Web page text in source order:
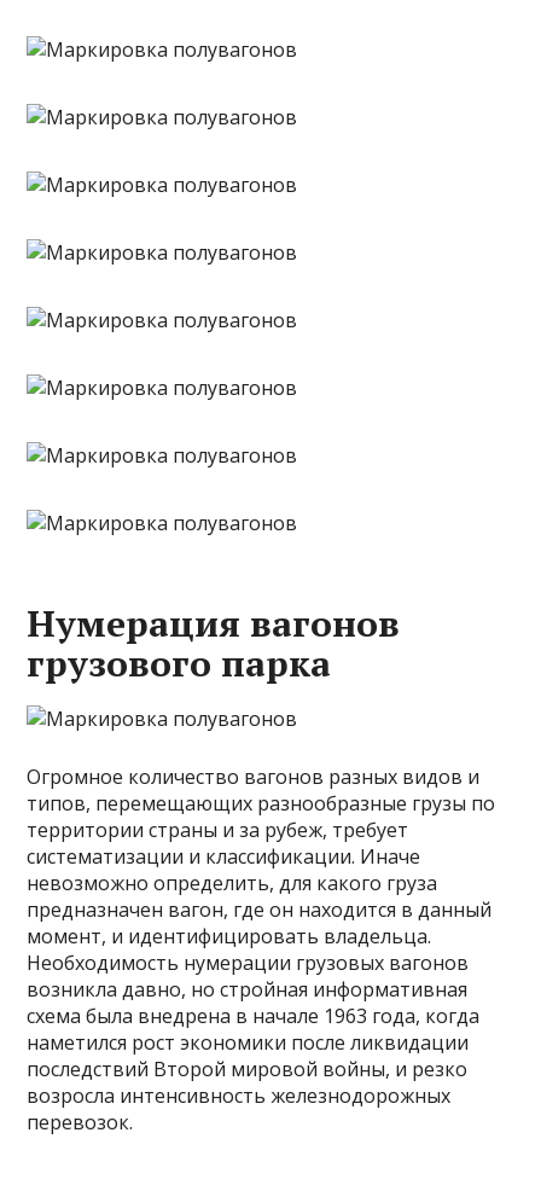
Нумерация вагонов
грузового парка
Огромное количество вагонов разных видов и
типов, перемещающих разнообразные грузы по
территории страны и за рубеж, требует
систематизации и классификации. Иначе
невозможно определить, для какого груза
предназначен вагон, где он находится в данный
момент, и идентифицировать владельца.
Необходимость нумерации грузовых вагонов
возникла давно, но стройная информативная
схема была внедрена в начале 1963 года, когда
наметился рост экономики после ликвидации
последствий Второй мировой войны, и резко
возросла интенсивность железнодорожных
перевозок.